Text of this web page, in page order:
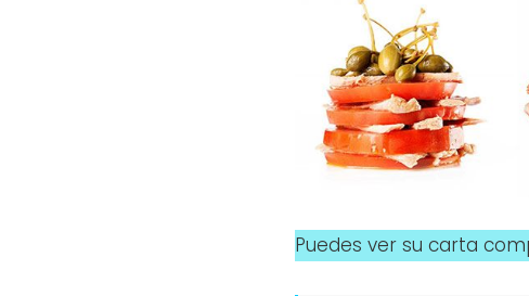
Puedes ver su carta